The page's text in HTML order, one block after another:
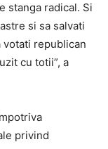
stanga radical. Si
si sa salvati
votati republican
cu totii”, a
privind